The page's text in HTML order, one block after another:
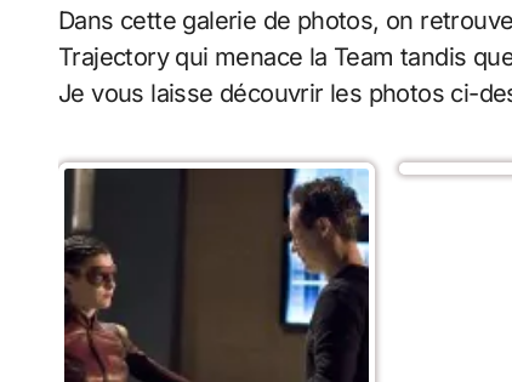
Dans cette galerie de photos, on
Trajectory qui menace la Team tandis
Je vous laisse découvrir les photos ci-